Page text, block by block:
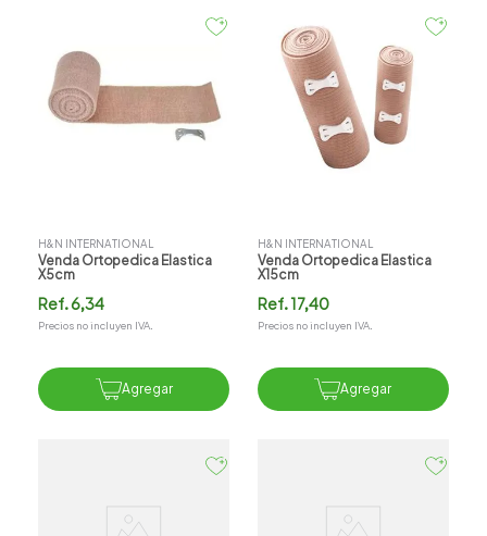
H&N INTERNATIONAL
Venda Ortopedica Elastica
X5cm
Ref.6,34
Precios no incluyen IVA.
Agregar
H&N INTERNATIONAL
Venda Ortopedica Elastica
X15cm
Ref.17,40
Precios no incluyen IVA.
Agregar